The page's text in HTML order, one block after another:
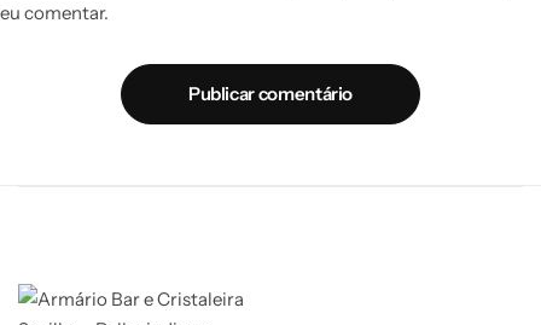
eu comentar.
Publicar comentário